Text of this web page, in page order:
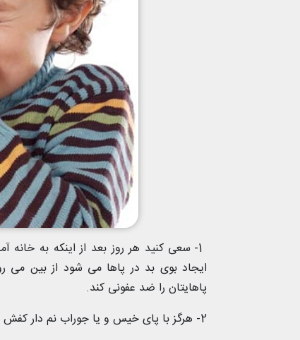
1- سعی کنید هر روز بعد از اینکه به
ایجاد بوی بد در پاها می شود از بین می
پاهایتان را ضد عفونی کند.
2- هرگز با پای خیس و یا جوراب نم دار کفش به پا نکنید.